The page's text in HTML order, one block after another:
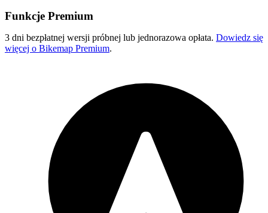
Funkcje Premium
3 dni bezpłatnej wersji próbnej lub jednorazowa opłata. Dowiedz się
więcej o Bikemap Premium.